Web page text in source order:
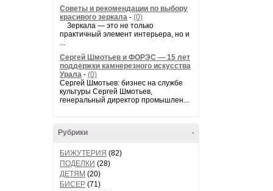
Советы и рекомендации по выбору
красивого зеркала - (0)
Зеркала — это не только
практичный элемент интерьера, но и
...
Сергей Шмотьев и ФОРЭС — 15 лет
поддержки камнерезного искусства
Урала - (0)
Сергей Шмотьев: бизнес на службе
культуры Сергей Шмотьев,
генеральный директор промышлен...
-
Рубрики
БИЖУТЕРИЯ (82)
ПОДЕЛКИ (28)
ДЕТЯМ (20)
БИСЕР (71)